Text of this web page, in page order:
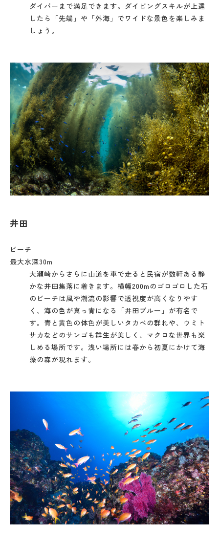
ダイバーまで満足できます。ダイビングスキルが上達
したら「先端」や「外海」でワイドな景色を楽しみま
しょう。
井田
ビーチ
最大水深30m
大瀬崎からさらに山道を車で走ると民宿が数軒ある静
かな井田集落に着きます。横幅200mのゴロゴロした石
のビーチは風や潮流の影響で透視度が高くなりやす
く、海の色が真っ青になる「井田ブルー」が有名で
す。青と黄色の体色が美しいタカベの群れや、ウミト
サカなどのサンゴも群生が美しく、マクロな世界も楽
しめる場所です。浅い場所には春から初夏にかけて海
藻の森が現れます。